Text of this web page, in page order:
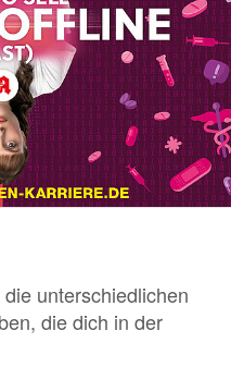
unterschiedlichen
die dich in der